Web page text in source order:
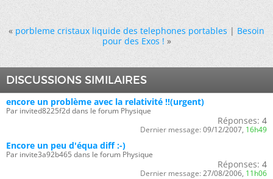
« porbleme cristaux liquide des telephones portables|Besoin
pour des Exos ! »
DISCUSSIONS SIMILAIRES
encore un problème avec la relativité !!(urgent)
Par invited8225f2d dans le forum Physique
Réponses: 4
Dernier message: 09/12/2007, 16h49
Encore un peu d'équa diff :-)
Par invite3a92b465 dans le forum Physique
Réponses: 4
Dernier message: 27/08/2006, 11h06